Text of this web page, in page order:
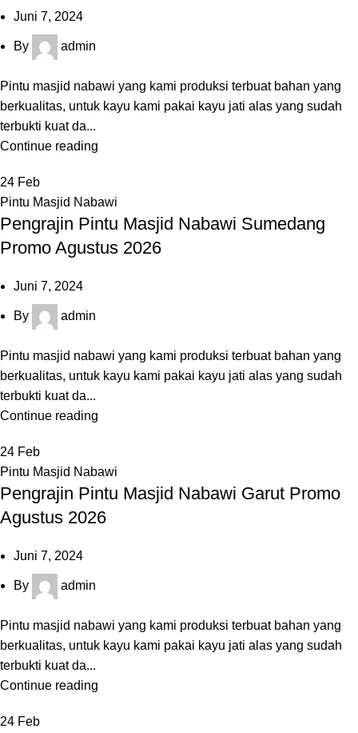
Juni 7, 2024
By admin
Pintu masjid nabawi yang kami produksi terbuat bahan yang
berkualitas, untuk kayu kami pakai kayu jati alas yang sudah
terbukti kuat da...
Continue reading
24 Feb
Pintu Masjid Nabawi
Pengrajin Pintu Masjid Nabawi Sumedang
Promo Agustus 2026
Juni 7, 2024
By admin
Pintu masjid nabawi yang kami produksi terbuat bahan yang
berkualitas, untuk kayu kami pakai kayu jati alas yang sudah
terbukti kuat da...
Continue reading
24 Feb
Pintu Masjid Nabawi
Pengrajin Pintu Masjid Nabawi Garut Promo
Agustus 2026
Juni 7, 2024
By admin
Pintu masjid nabawi yang kami produksi terbuat bahan yang
berkualitas, untuk kayu kami pakai kayu jati alas yang sudah
terbukti kuat da...
Continue reading
24 Feb